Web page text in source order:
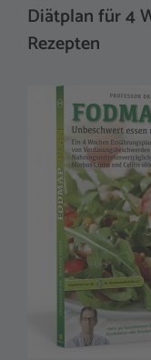
Diätplan für 4
Rezepten